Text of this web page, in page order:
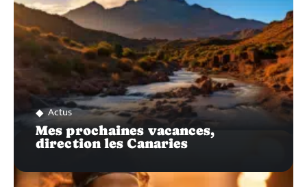
Actus
Mes prochaines vacances,
direction les Canaries